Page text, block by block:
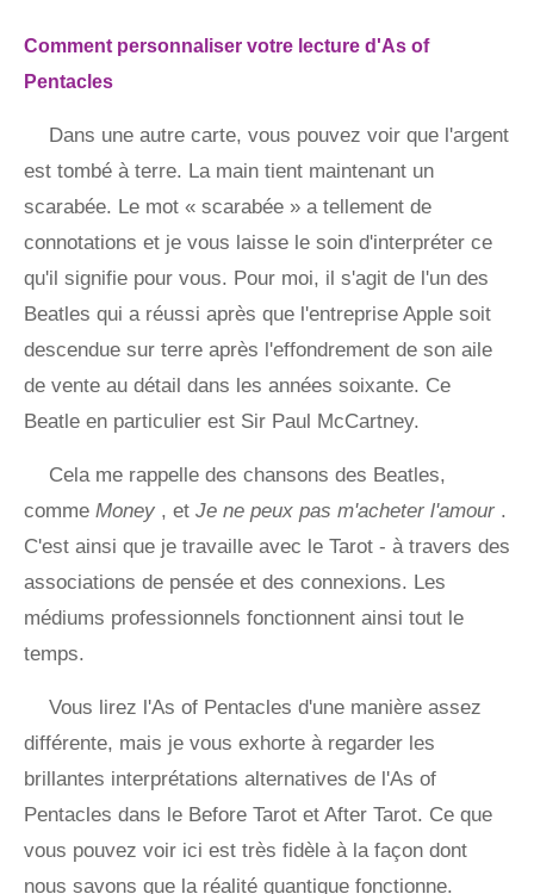
Comment personnaliser votre lecture d'As of
Pentacles
Dans une autre carte, vous pouvez voir que l'argent
est tombé à terre. La main tient maintenant un
scarabée. Le mot « scarabée » a tellement de
connotations et je vous laisse le soin d'interpréter ce
qu'il signifie pour vous. Pour moi, il s'agit de l'un des
Beatles qui a réussi après que l'entreprise Apple soit
descendue sur terre après l'effondrement de son aile
de vente au détail dans les années soixante. Ce
Beatle en particulier est Sir Paul McCartney.
Cela me rappelle des chansons des Beatles,
comme Money , et Je ne peux pas m'acheter l'amour .
C'est ainsi que je travaille avec le Tarot - à travers des
associations de pensée et des connexions. Les
médiums professionnels fonctionnent ainsi tout le
temps.
Vous lirez l'As of Pentacles d'une manière assez
différente, mais je vous exhorte à regarder les
brillantes interprétations alternatives de l'As of
Pentacles dans le Before Tarot et After Tarot. Ce que
vous pouvez voir ici est très fidèle à la façon dont
nous savons que la réalité quantique fonctionne.